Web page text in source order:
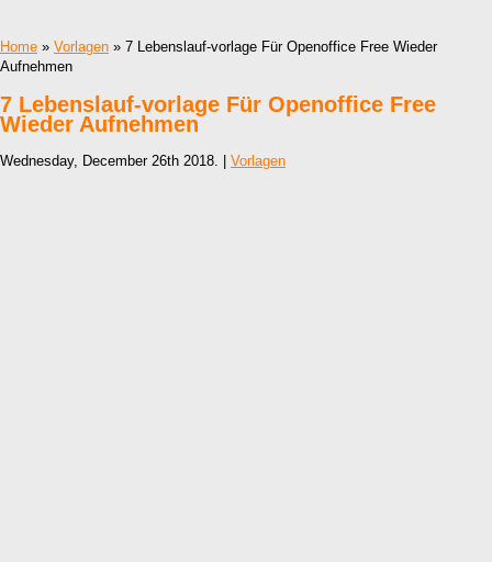
Home » Vorlagen » 7 Lebenslauf-vorlage Für Openoffice Free Wieder
Aufnehmen
7 Lebenslauf-vorlage Für Openoffice Free
Wieder Aufnehmen
Wednesday, December 26th 2018. | Vorlagen